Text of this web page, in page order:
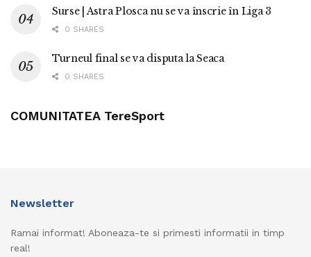
Surse | Astra Plosca nu se va înscrie în Liga 3
0 SHARES
Turneul final se va disputa la Seaca
0 SHARES
COMUNITATEA TereSport
Newsletter
Ramai informat! Aboneaza-te si primesti informatii in timp
real!